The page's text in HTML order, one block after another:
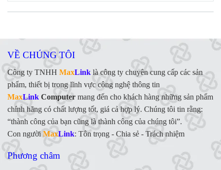
VỀ CHÚNG TÔI
Công ty TNHH MaxLink là công ty chuyên cung cấp các sản
phẩm, thiết bị trong lĩnh vực công nghệ thông tin
MaxLink Computer mang đến cho khách hàng những sản phẩm
chính hãng có chất lượng tốt, giá cả hợp lý. Chúng tôi tin rằng:
“thành công của bạn cũng là thành công của chúng tôi”.
Con người MaxLink: Tôn trọng - Chia sẻ - Trách nhiệm
Phương châm